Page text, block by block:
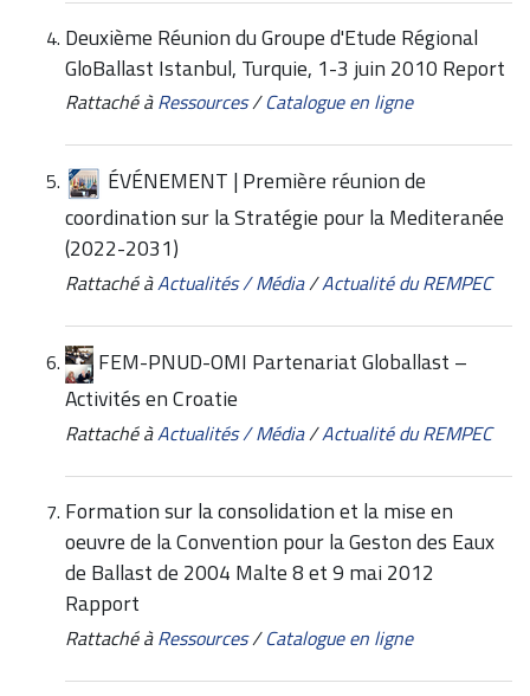
Deuxième Réunion du Groupe d'Etude Régional
GloBallast Istanbul, Turquie, 1-3 juin 2010 Report
Rattaché à Ressources/Catalogue en ligne
ÉVÉNEMENT | Première réunion de
coordination sur la Stratégie pour la Mediteranée
(2022-2031)
Rattaché àActualités / Média/Actualité du REMPEC
FEM-PNUD-OMI Partenariat Globallast –
Activités en Croatie
Rattaché àActualités / Média/Actualité du REMPEC
Formation sur la consolidation et la mise en
oeuvre de la Convention pour la Geston des Eaux
de Ballast de 2004 Malte 8 et 9 mai 2012
Rapport
Rattaché à Ressources/Catalogue en ligne